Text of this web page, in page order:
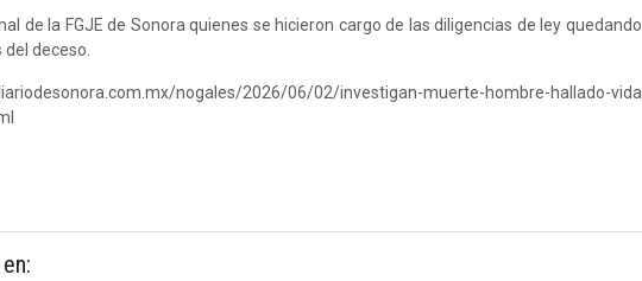
de la FGJE de Sonora quienes se hicieron cargo de las diligencias de ley
deceso.
nogales/2026/06/02/investigan-muerte-hombre-hallado-